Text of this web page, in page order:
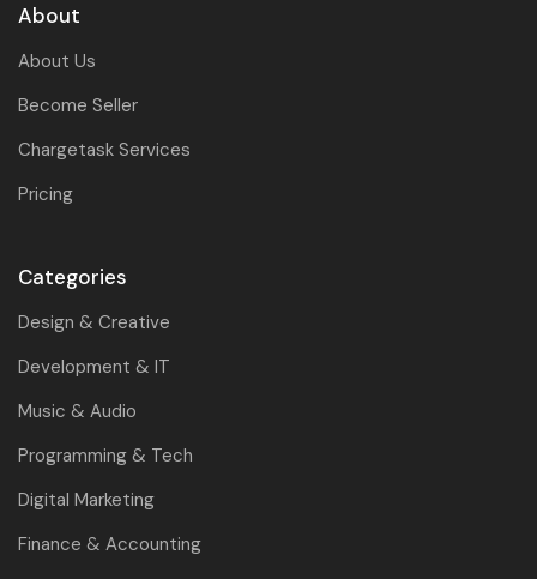
About
About Us
Become Seller
Chargetask Services
Pricing
Categories
Design & Creative
Development & IT
Music & Audio
Programming & Tech
Digital Marketing
Finance & Accounting